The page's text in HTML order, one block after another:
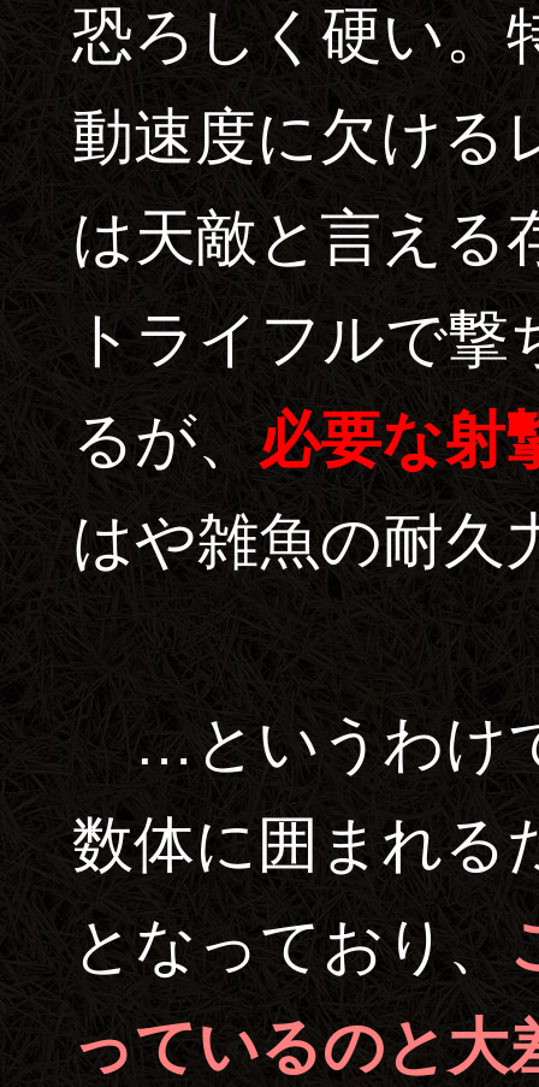
恐ろしく硬い。
動速度に欠ける
は天敵と言える
トライフルで
るが、必要な射
はや雑魚の耐久
…というわけ
数体に囲まれる
となっており、
っているのと大